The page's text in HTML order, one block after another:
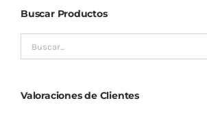
Buscar Productos
Valoraciones de Clientes